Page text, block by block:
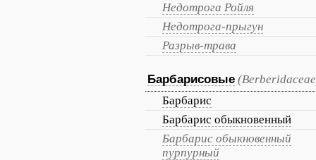
Недотрога Ройля
Недотрога-прыгун
Разрыв-трава
Барбарисовые
Барбарис
Барбарис обыкновенный
Барбарис обыкновенный
пурпурный